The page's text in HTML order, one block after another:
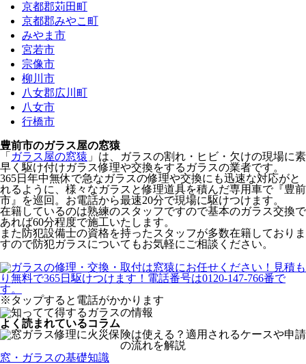
京都郡苅田町
京都郡みやこ町
みやま市
宮若市
宗像市
柳川市
八女郡広川町
八女市
行橋市
豊前市のガラス屋の窓猿
「 ガラス屋の窓猿 」は、ガラスの割れ・ヒビ・欠けの現場に素
早く駆け付けガラス修理や交換をするガラスの業者です。
365日年中無休で急なガラスの修理や交換にも迅速な対応がと
れるように、様々なガラスと修理道具を積んだ専用車で『豊前
市』を巡回。お電話から最速20分で現場に駆けつけます。
在籍しているのは熟練のスタッフですので基本のガラス交換で
あれば60分程度で施工いたします。
また防犯設備士の資格を持ったスタッフが多数在籍しておりま
すので防犯ガラスについてもお気軽にご相談ください。
※タップすると電話がかかります
よく読まれているコラム
窓・ガラスの基礎知識